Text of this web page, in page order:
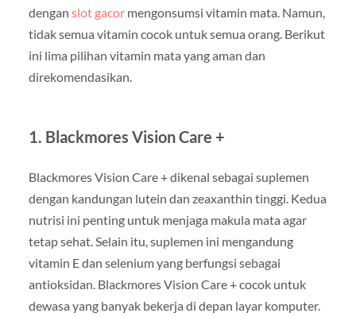
dengan slot gacormengonsumsi vitamin mata. Namun,
tidak semua vitamin cocok untuk semua orang. Berikut
ini lima pilihan vitamin mata yang aman dan
direkomendasikan.
1. Blackmores Vision Care +
Blackmores Vision Care + dikenal sebagai suplemen
dengan kandungan lutein dan zeaxanthin tinggi. Kedua
nutrisi ini penting untuk menjaga makula mata agar
tetap sehat. Selain itu, suplemen ini mengandung
vitamin E dan selenium yang berfungsi sebagai
antioksidan. Blackmores Vision Care + cocok untuk
dewasa yang banyak bekerja di depan layar komputer.